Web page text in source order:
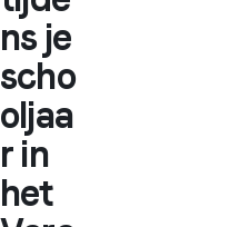
ns je
scho
oljaa
r in
het